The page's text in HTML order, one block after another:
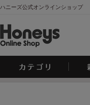
ハニーズ公式オンラインショップ